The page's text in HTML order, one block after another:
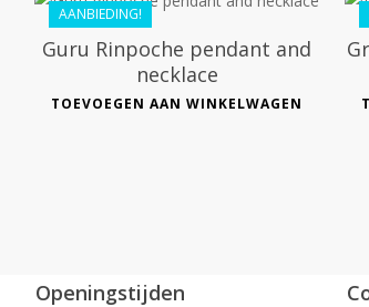
AANBIEDING!
Guru Rinpoche pendant and
necklace
TOEVOEGEN AAN WINKELWAGEN
Openingstijden